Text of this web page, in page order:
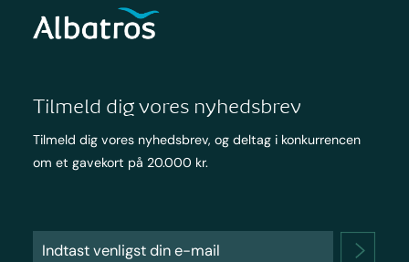
Tilmeld dig vores nyhedsbrev
Tilmeld dig vores nyhedsbrev, og deltag i konkurrencen
om et gavekort på 20.000 kr.